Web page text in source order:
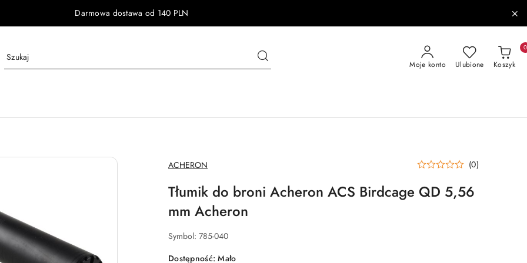
Darmowa dostawa od 140 PLN
Moje konto Ulubione Koszyk
0
NAZWA
PRODUCENTA:
ACHERON (0)
Tłumik do broni Acheron ACS Birdcage QD 5,56
mm Acheron
Symbol: 785-040
Dostępność:Mało